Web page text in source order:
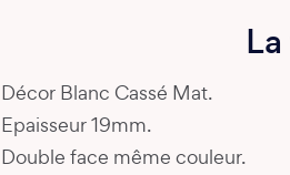
Décor Blanc Cassé Mat.
Epaisseur 19mm.
Double face même couleur.